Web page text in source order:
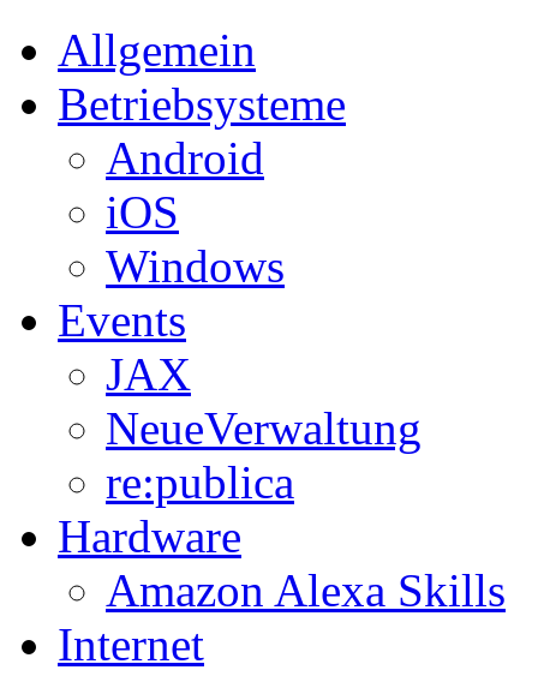
Allgemein
Betriebsysteme
Android
iOS
Windows
Events
JAX
NeueVerwaltung
re:publica
Hardware
Amazon Alexa Skills
Internet